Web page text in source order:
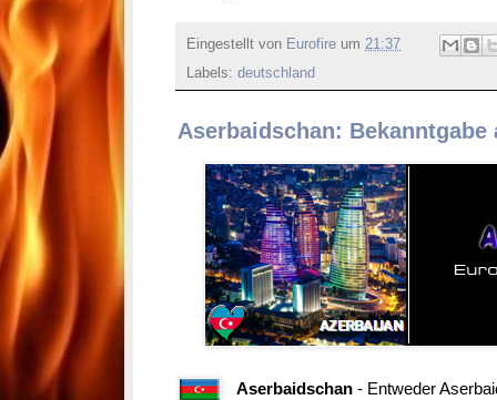
Eingestellt von Eurofire um 21:37
Labels: deutschland
Aserbaidschan: Bekanntgabe
Aserbaidschan - Entweder